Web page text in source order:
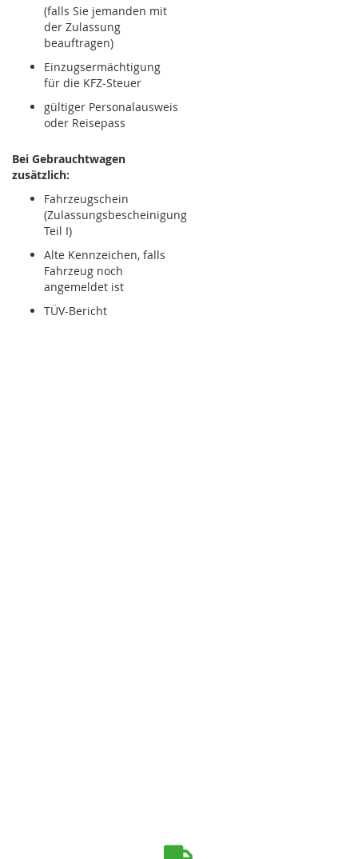
(falls Sie jemanden mit
der Zulassung
beauftragen)
Einzugsermächtigung
für die KFZ-Steuer
gültiger Personalausweis
oder Reisepass
Bei Gebrauchtwagen
zusätzlich:
Fahrzeugschein
(Zulassungsbescheinigung
Teil I)
Alte Kennzeichen, falls
Fahrzeug noch
angemeldet ist
TÜV-Bericht